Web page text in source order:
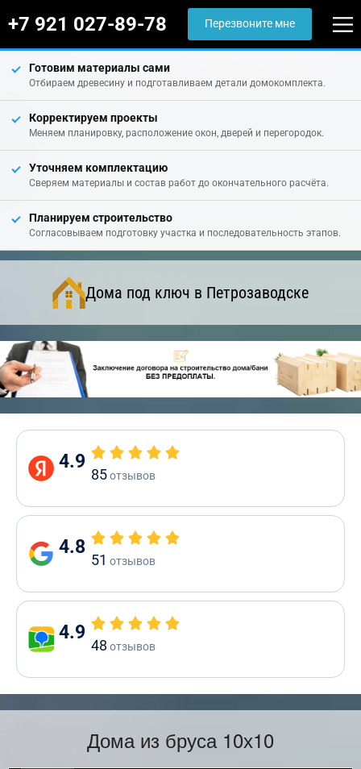
+7 921 027-89-78 Перезвоните мне
Готовим материалы сами
Отбираем древесину и подготавливаем детали домокомплекта.
Корректируем проекты
Меняем планировку, расположение окон, дверей и перегородок.
Уточняем комплектацию
Сверяем материалы и состав работ до окончательного расчёта.
Планируем строительство
Согласовываем подготовку участка и последовательность этапов.
Дома под ключ в Петрозаводске
4.9
85отзывов
4.8
51 отзывов
4.9
48 отзывов
Дома из бруса 10х10